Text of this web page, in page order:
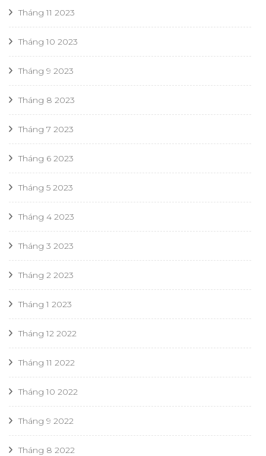
Tháng 11 2023
Tháng 10 2023
Tháng 9 2023
Tháng 8 2023
Tháng 7 2023
Tháng 6 2023
Tháng 5 2023
Tháng 4 2023
Tháng 3 2023
Tháng 2 2023
Tháng 1 2023
Tháng 12 2022
Tháng 11 2022
Tháng 10 2022
Tháng 9 2022
Tháng 8 2022